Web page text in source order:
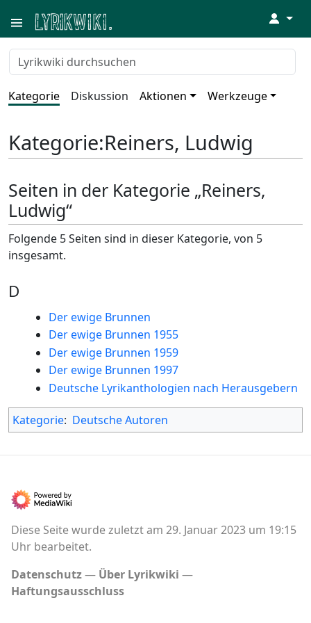
↓
Kategorie Diskussion Aktionen Werkzeuge
Kategorie:Reiners, Ludwig
Seiten in der Kategorie „Reiners,
Ludwig“
Folgende 5 Seiten sind in dieser Kategorie, von 5
insgesamt.
D
Der ewige Brunnen
Der ewige Brunnen 1955
Der ewige Brunnen 1959
Der ewige Brunnen 1997
Deutsche Lyrikanthologien nach Herausgebern
Kategorie: Deutsche Autoren
Diese Seite wurde zuletzt am 29. Januar 2023 um 19:15
Uhr bearbeitet.
Datenschutz
Über Lyrikwiki
Haftungsausschluss